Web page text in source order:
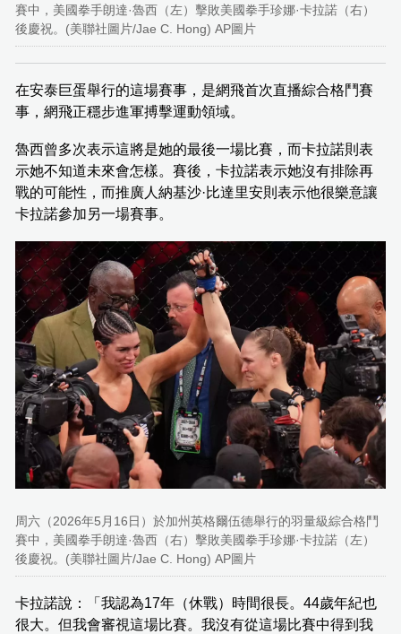
賽中，美國拳手朗達·魯西（左）擊敗美國拳手珍娜·卡拉諾（右）
後慶祝。(美聯社圖片/Jae C. Hong) AP圖片
在安泰巨蛋舉行的這場賽事，是網飛首次直播綜合格鬥賽
事，網飛正穩步進軍搏擊運動領域。
魯西曾多次表示這將是她的最後一場比賽，而卡拉諾則表
示她不知道未來會怎樣。賽後，卡拉諾表示她沒有排除再
戰的可能性，而推廣人納基沙·比達里安則表示他很樂意讓
卡拉諾參加另一場賽事。
周六（2026年5月16日）於加州英格爾伍德舉行的羽量級綜合格鬥
賽中，美國拳手朗達·魯西（右）擊敗美國拳手珍娜·卡拉諾（左）
後慶祝。(美聯社圖片/Jae C. Hong) AP圖片
卡拉諾說：「我認為17年（休戰）時間很長。44歲年紀也
很大。但我會審視這場比賽。我沒有從這場比賽中得到我